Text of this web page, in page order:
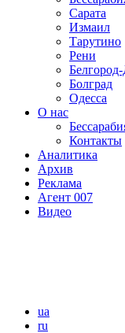
Сарата
Измаил
Тарутино
Рени
Болград
Одесса
О нас
Контакты
Аналитика
Архив
Реклама
Агент 007
Видео
ua
ru